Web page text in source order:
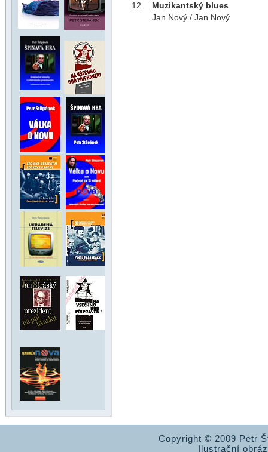
12
Muzikantský blues
Jan Nový / Jan Nový
Copyright © 2009 Petr
Ilustrační